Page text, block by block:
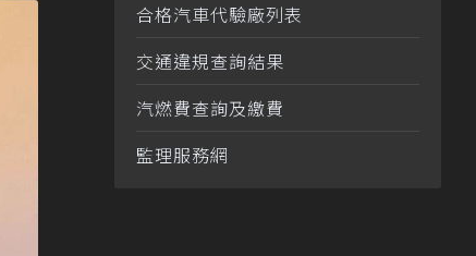
合格汽車代驗廠列表
交通違規查詢結果
汽燃費查詢及繳費
監理服務網